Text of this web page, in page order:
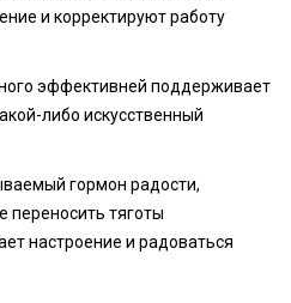
и корректируют работу
эффективней поддерживает
либо искусственный
гормон радости,
тяготы
настроение и радоваться